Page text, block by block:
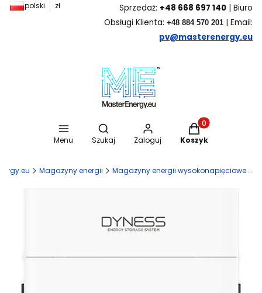
polski zł Sprzedaż: +48 668 697 140 | Biuro
Obsługi Klienta: +48 884 570 201 | Email:
pv@masterenergy.eu
Menu
Otwórz wyszukiwarkę
Szukaj Zaloguj
Produkty w
Koszyk
Magazyny energii Magazyny energii wysokonapięciowe HV